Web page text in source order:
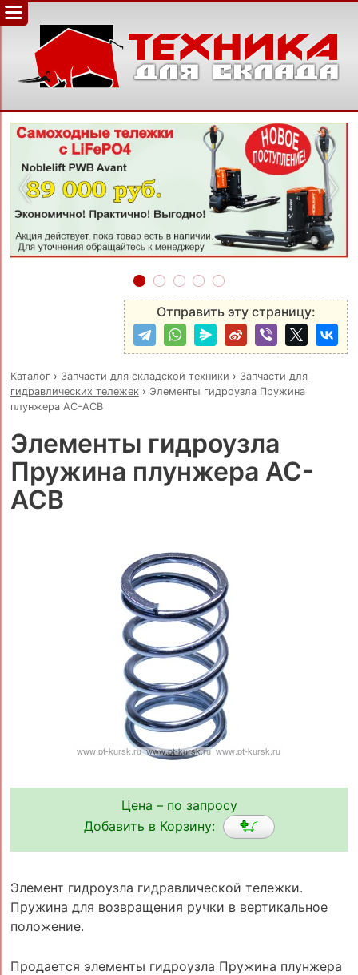
‹ ›
Отправить эту страницу:
Каталог› Запчасти для складской техники › Запчасти для
гидравлических тележек› Элементы гидроузла Пружина
плунжера AC-ACB
Элементы гидроузла
Пружина плунжера AC-
ACB
Цена – по запросу
Добавить в Корзину:
Элемент гидроузла гидравлической тележки.
Пружина для возвращения ручки в вертикальное
положение.
Продается элементы гидроузла Пружина плунжера